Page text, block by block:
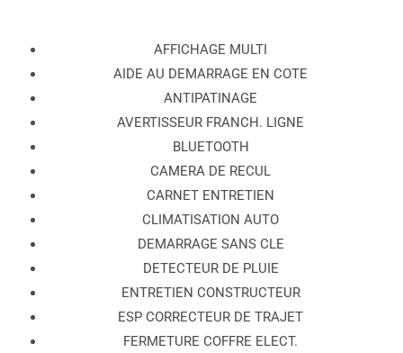
AFFICHAGE MULTI
AIDE AU DEMARRAGE EN COTE
ANTIPATINAGE
AVERTISSEUR FRANCH. LIGNE
BLUETOOTH
CAMERA DE RECUL
CARNET ENTRETIEN
CLIMATISATION AUTO
DEMARRAGE SANS CLE
DETECTEUR DE PLUIE
ENTRETIEN CONSTRUCTEUR
ESP CORRECTEUR DE TRAJET
FERMETURE COFFRE ELECT.